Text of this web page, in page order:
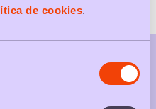
de cookies.